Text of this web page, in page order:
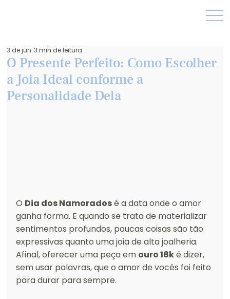
O Presente Perfeito: Como Escolher
a Joia Ideal conforme a
Personalidade Dela
3 de jun. 3 min de leitura
O Dia dos Namorados é a data onde o amor
ganha forma. E quando se trata de materializar
sentimentos profundos, poucas coisas são tão
expressivas quanto uma joia de alta joalheria.
Afinal, oferecer uma peça em ouro 18k é dizer,
sem usar palavras, que o amor de vocês foi feito
para durar para sempre.